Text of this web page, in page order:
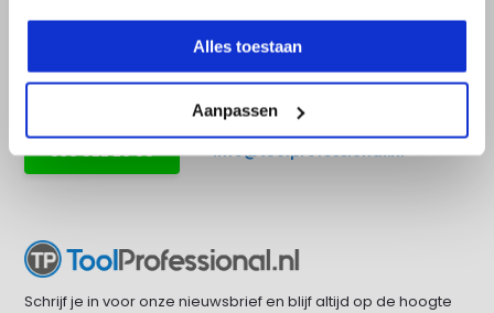
Alles toestaan
Aanpassen
Bel direct met een specialist! Wij zijn
bereikbaar op werkdagen van 9:00 tot
17:30.
036 522 26 55 info@toolprofessional.nl
Schrijf je in voor onze nieuwsbrief en blijf altijd op de hoogte